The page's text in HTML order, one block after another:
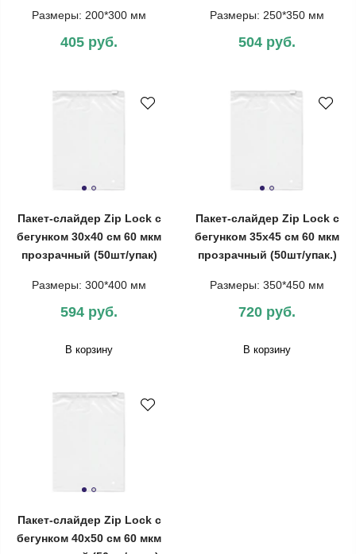
Размеры: 200*300 мм
405 руб.
Размеры: 250*350 мм
504 руб.
Пакет-слайдер Zip Lock с
бегунком 30х40 см 60 мкм
прозрачный (50шт/упак)
Размеры: 300*400 мм
594 руб.
В корзину
Пакет-слайдер Zip Lock с
бегунком 35х45 см 60 мкм
прозрачный (50шт/упак.)
Размеры: 350*450 мм
720 руб.
В корзину
Пакет-слайдер Zip Lock с
бегунком 40х50 см 60 мкм